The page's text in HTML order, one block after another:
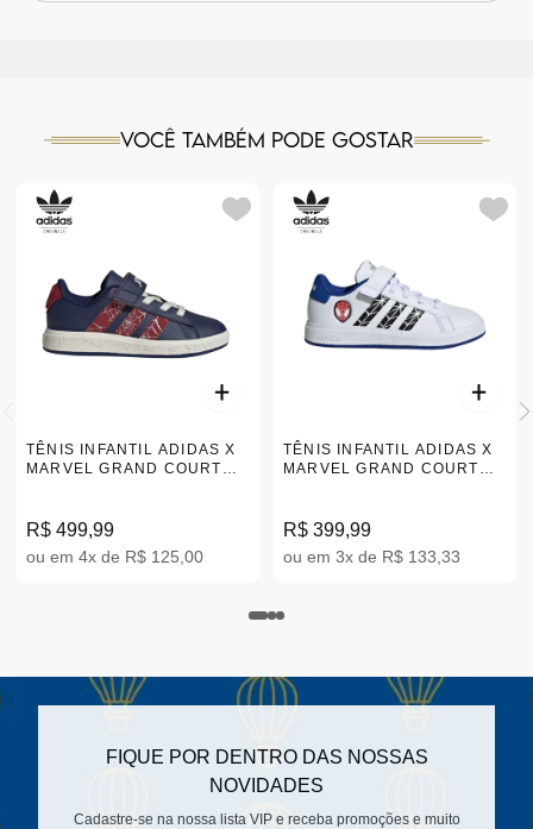
Você também pode gostar
TÊNIS INFANTIL ADIDAS X
MARVEL GRAND COURT
R$ 499,99
ou em 4x de R$ 125,00
TÊNIS INFANTIL ADIDAS X
MARVEL GRAND COURT
R$ 399,99
ou em 3x de R$ 133,33
FIQUE POR DENTRO DAS NOSSAS
NOVIDADES
Cadastre-se na nossa lista VIP e receba promoções e muito